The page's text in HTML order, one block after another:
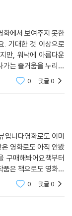
이유다. 그리고 『반
은 마치 또 다른 영
.
』 2021년 공개!
!
작 중인 드라마 ‘반
품이지만, 놀랍도
에 원작을 읽는 것만
의 제왕』
가지 동화, 논문과
화에서 보여주지 못한
. 기대한 것 이상으로
만, 워낙에 아름다운
는 즐거움을 누리고
0 댓글0
입니다영화로도 이미
영화로도 아직 안봤
구매해봐어요책부터
품은 책으로도 영화로
습니다 아직 안봣지
0 댓글0